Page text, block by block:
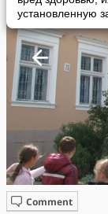
установленную
Comment